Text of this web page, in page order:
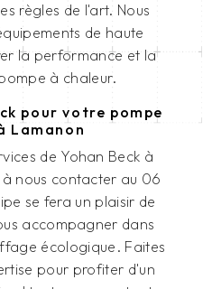
règles de l'art. Nous
de haute
la performance et la
à chaleur.
pour votre pompe
Lamanon
de Yohan Beck à
nous contacter au 06
se fera un plaisir de
accompagner dans
écologique. Faites
pour profiter d'un